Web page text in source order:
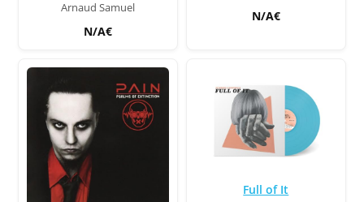
Arnaud Samuel
N/A€
N/A€
Full of It